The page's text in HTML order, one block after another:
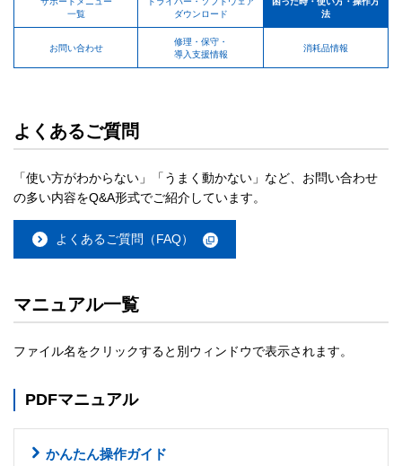
一覧
ダウンロード
法
お問い合わせ
修理・保守・
導入支援情報
消耗品情報
よくあるご質問
「使い方がわからない」「うまく動かない」など、お問い合わせ
の多い内容をQ&A形式でご紹介しています。
よくあるご質問（FAQ）
マニュアル一覧
ファイル名をクリックすると別ウィンドウで表示されます。
PDFマニュアル
かんたん操作ガイド